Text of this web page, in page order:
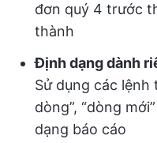
đơn quý 4 trước
thành
Định dạng dành
Sử dụng các lệnh
dòng”, “dòng
dạng báo cáo